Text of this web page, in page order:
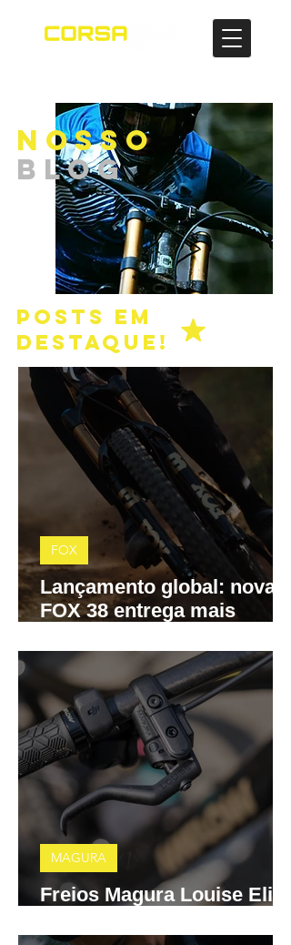
NOSSO
BLOG
POSTS EM
DESTAQUE!
Lançamento global: nova
FOX 38 entrega mais
controle total
FOX
Freios Magura Louise Elite
MAGURA